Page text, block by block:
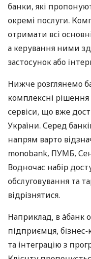
банки, які
окремі послуги.
отримати всі
а керування ними
застосунок або
Нижче розглянемо
комплексні
сервіси, що вже
України. Серед
напрям варто
monobank, ПУМБ,
Водночас набір
обслуговування та
відрізнятися.
Наприклад, в àбанк
підприємця,
та інтеграцію з